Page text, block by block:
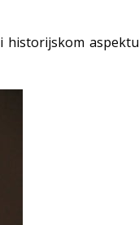
historijskom aspektu